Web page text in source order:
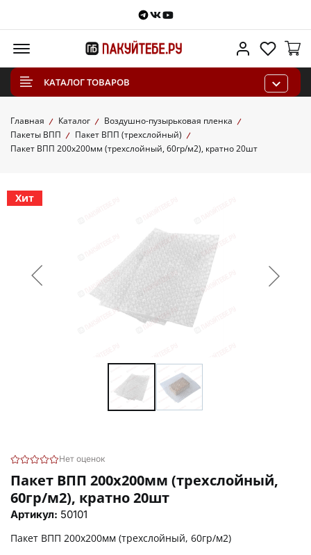
Telegram
VKontakte
Youtube
Личный
КАТАЛОГ ТОВАРОВ
Главная Каталог
Воздушно-пузырьковая пленка
Пакеты ВПП
Пакет ВПП (трехслойный)
Пакет ВПП 200х200мм (трехслойный, 60гр/м2), кратно 20шт
Хит
Нет оценок
Пакет ВПП 200х200мм (трехслойный,
60гр/м2), кратно 20шт
Артикул: 50101
Пакет ВПП 200х200мм (трехслойный, 60гр/м2)